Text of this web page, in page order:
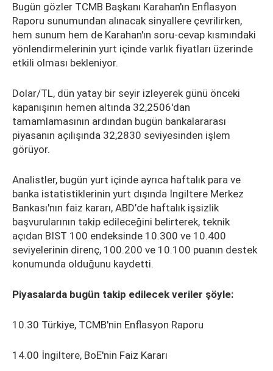
Bugün gözler TCMB Başkanı Karahan'ın Enflasyon
Raporu sunumundan alınacak sinyallere çevrilirken,
hem sunum hem de Karahan'ın soru-cevap kısmındaki
yönlendirmelerinin yurt içinde varlık fiyatları üzerinde
etkili olması bekleniyor.
Dolar/TL, dün yatay bir seyir izleyerek günü önceki
kapanışının hemen altında 32,2506'dan
tamamlamasının ardından bugün bankalararası
piyasanın açılışında 32,2830 seviyesinden işlem
görüyor.
Analistler, bugün yurt içinde ayrıca haftalık para ve
banka istatistiklerinin yurt dışında İngiltere Merkez
Bankası'nın faiz kararı, ABD’de haftalık işsizlik
başvurularının takip edileceğini belirterek, teknik
açıdan BIST 100 endeksinde 10.300 ve 10.400
seviyelerinin direnç, 100.200 ve 10.100 puanın destek
konumunda olduğunu kaydetti.
Piyasalarda bugün takip edilecek veriler şöyle:
10.30 Türkiye, TCMB'nin Enflasyon Raporu
14.00 İngiltere, BoE'nin Faiz Kararı